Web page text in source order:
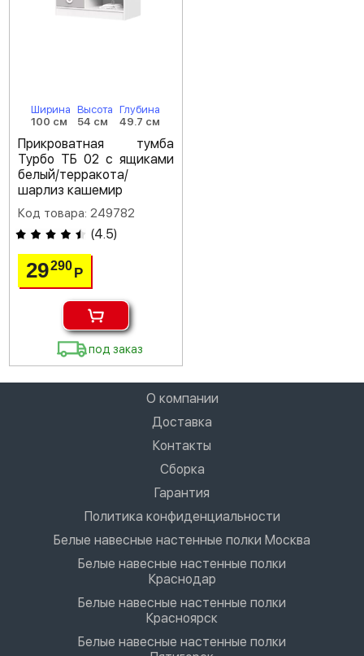
Ширина
100 см
Высота
54 см
Глубина
49.7 см
Прикроватная тумба
Турбо ТБ 02 с ящиками
белый/терракота/
шарлиз кашемир
Код товара: 249782
(4.5)
29290Р
под заказ
О компании
Доставка
Контакты
Сборка
Гарантия
Политика конфиденциальности
Белые навесные настенные полки Москва
Белые навесные настенные полки
Краснодар
Белые навесные настенные полки
Красноярск
Белые навесные настенные полки